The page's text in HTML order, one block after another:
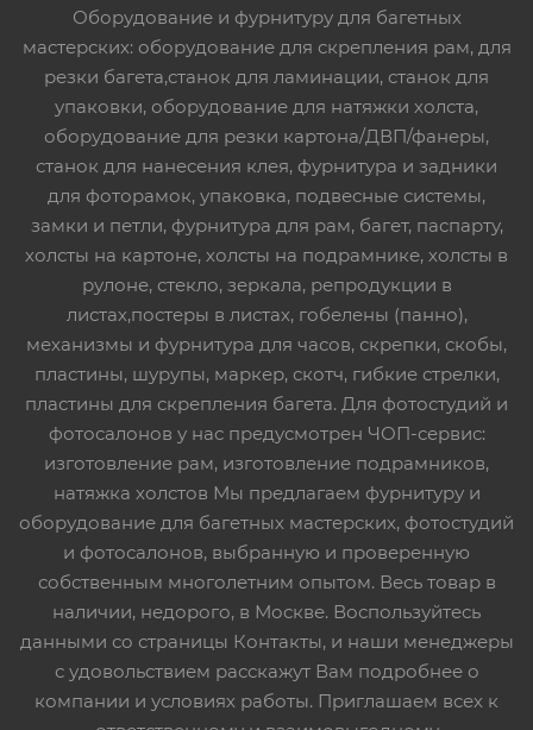
Оборудование и фурнитуру для багетных
мастерских: оборудование для скрепления рам, для
резки багета,станок для ламинации, станок для
упаковки, оборудование для натяжки холста,
оборудование для резки картона/ДВП/фанеры,
станок для нанесения клея, фурнитура и задники
для фоторамок, упаковка, подвесные системы,
замки и петли, фурнитура для рам, багет, паспарту,
холсты на картоне, холсты на подрамнике, холсты в
рулоне, стекло, зеркала, репродукции в
листах,постеры в листах, гобелены (панно),
механизмы и фурнитура для часов, скрепки, скобы,
пластины, шурупы, маркер, скотч, гибкие стрелки,
пластины для скрепления багета. Для фотостудий и
фотосалонов у нас предусмотрен ЧОП-сервис:
изготовление рам, изготовление подрамников,
натяжка холстов Мы предлагаем фурнитуру и
оборудование для багетных мастерских, фотостудий
и фотосалонов, выбранную и проверенную
собственным многолетним опытом. Весь товар в
наличии, недорого, в Москве. Воспользуйтесь
данными со страницы Контакты, и наши менеджеры
с удовольствием расскажут Вам подробнее о
компании и условиях работы. Приглашаем всех к